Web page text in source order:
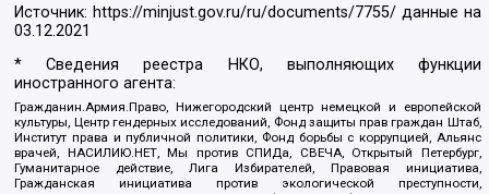
Источник: https://minjust.gov.ru/ru/documents/7755/ данные на
03.12.2021
* Сведения реестра НКО, выполняющих функции
иностранного агента:
Гражданин.Армия.Право, Нижегородский центр немецкой и европейской
культуры, Центр гендерных исследований, Фонд защиты прав граждан Штаб,
Институт права и публичной политики, Фонд борьбы с коррупцией, Альянс
врачей, НАСИЛИЮ.НЕТ, Мы против СПИДа, СВЕЧА, Открытый Петербург,
Гуманитарное действие, Лига Избирателей, Правовая инициатива,
Гражданская инициатива против экологической преступности,